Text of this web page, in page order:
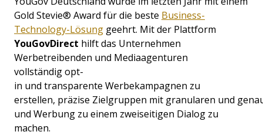
Gold Stevie® Award für die beste Business-
Technology-Lösung geehrt. Mit der Plattform
YouGovDirect hilft das Unternehmen
Werbetreibenden und Mediaagenturen
vollständigopt-
in und transparente Werbekampagnen zu
erstellen, präzise Zielgruppen mit granularen und
und Werbung zu einem zweiseitigen Dialog zu
machen.